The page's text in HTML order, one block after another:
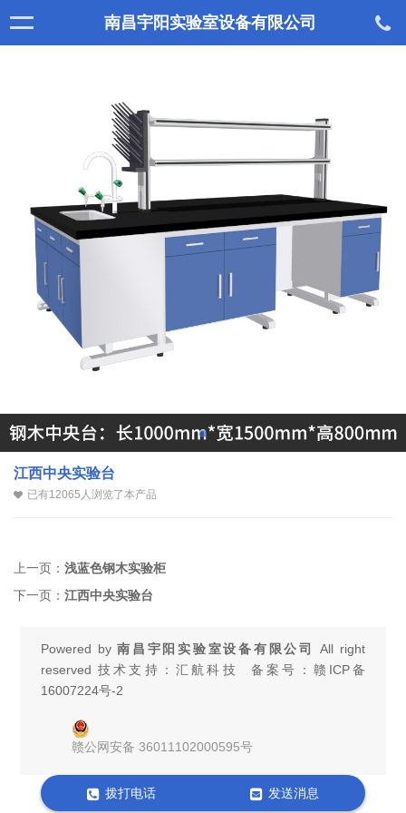
南昌宇阳实验室设备有限公司
江西中央实验台
已有12065人浏览了本产品
上一页： 浅蓝色钢木实验柜
下一页： 江西中央实验台
Powered by南昌宇阳实验室设备有限公司
All right
reserved 技术支持：汇航科技 备案号： 赣ICP备
16007224号-2
赣公网安备 36011102000595号
拨打电话 发送消息